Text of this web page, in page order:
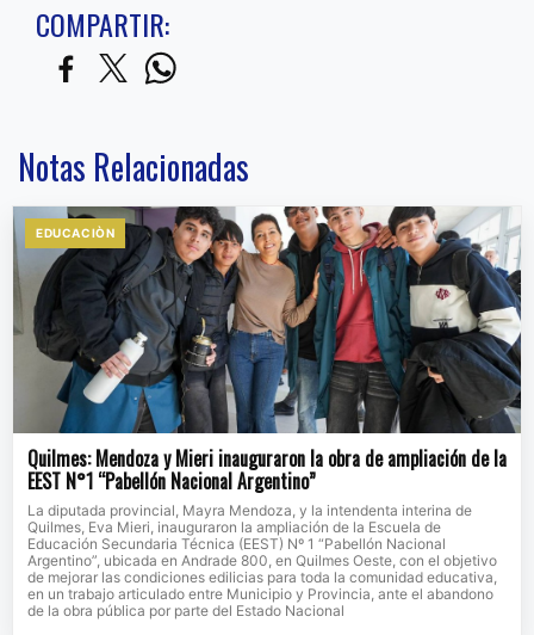
COMPARTIR:
Notas Relacionadas
EDUCACIÒN
Quilmes: Mendoza y Mieri inauguraron la obra de ampliación de la
EEST N°1 “Pabellón Nacional Argentino”
La diputada provincial, Mayra Mendoza, y la intendenta interina de
Quilmes, Eva Mieri, inauguraron la ampliación de la Escuela de
Educación Secundaria Técnica (EEST) Nº 1 “Pabellón Nacional
Argentino”, ubicada en Andrade 800, en Quilmes Oeste, con el objetivo
de mejorar las condiciones edilicias para toda la comunidad educativa,
en un trabajo articulado entre Municipio y Provincia, ante el abandono
de la obra pública por parte del Estado Nacional